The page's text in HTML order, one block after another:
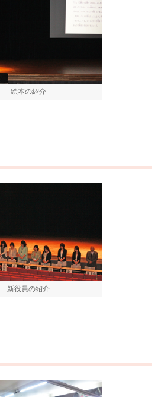
絵本の紹介
新役員の紹介